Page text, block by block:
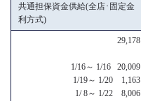
共通担保資金供給(全店･固定金
利方式)
29,178
1/16～ 1/16 20,009
1/19～ 1/20 1,163
1/ 8～ 1/22 8,006